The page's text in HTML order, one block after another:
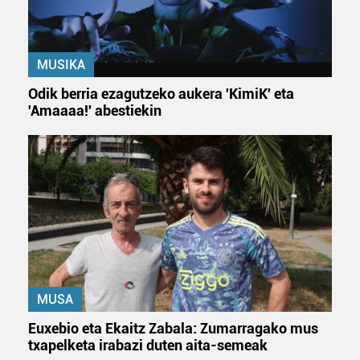
datuen atalean. Edozein unetan alda edo ken dezakezu
zure baimena Cookieen adierazpenean.
Webgune honek cookie propioak eta hirugarrenen cookie-
zerbitzuak hobetzeko asmoz, cookie teknologiaz
erabiltzeko baimen esplizitua ematen diguzu.Gehiago
irakurri
MUSIKA
Odik berria ezagutzeko aukera 'KimiK' eta
'Amaaaa!' abestiekin
MUSA
Euxebio eta Ekaitz Zabala: Zumarragako mus
txapelketa irabazi duten aita-semeak